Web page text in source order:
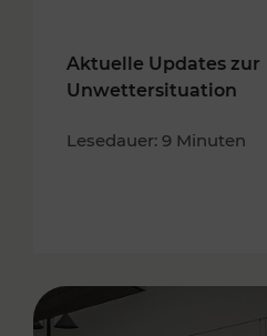
Aktuelle Updates zur
Unwettersituation
Lesedauer: 9 Minuten